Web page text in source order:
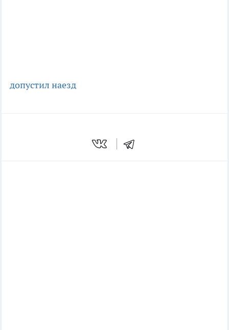
допустил наезд